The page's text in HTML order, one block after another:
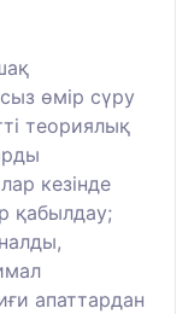
өмір сүру
теориялық
кезінде
қабылдау;
апаттардан